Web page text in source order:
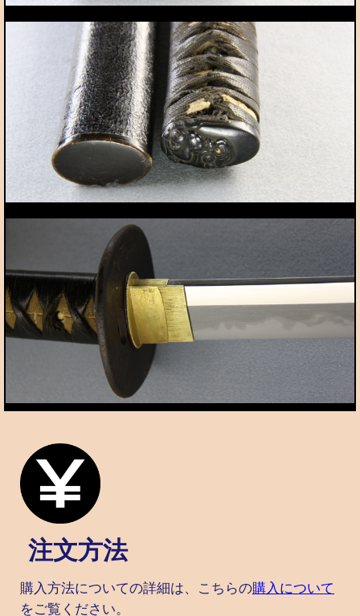
注文方法
購入方法についての詳細は、こちらの購入について
をご覧ください。